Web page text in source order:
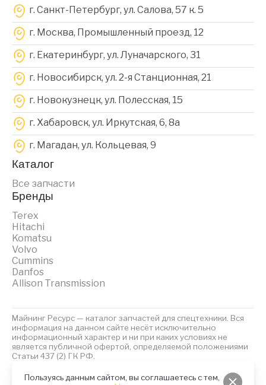
Пользуясь данным сайтом, вы соглашаетесь с тем,
г. Санкт-Петербург, ул. Салова, 57 к. 5
г. Москва, Промышленный проезд, 12
г. Екатеринбург, ул. Луначарского, 31
г. Новосибирск, ул. 2-я Станционная, 21
г. Новокузнецк, ул. Полесская, 15
г. Хабаровск, ул. Иркутская, 6, 8a
г. Магадан, ул. Кольцевая, 9
Каталог
Все запчасти
Бренды
Terex
Hitachi
Komatsu
Volvo
Cummins
Danfos
Allison Transmission
Майнинг Ресурс — каталог запчастей для спецтехники. Вся
информация на данном сайте несёт исключительно
информационный характер и ни при каких условиях не
является публичной офертой, определяемой положениями
Статьи 437 (2) ГК РФ.
Политика обработки персональных данныхФайлы Cookies